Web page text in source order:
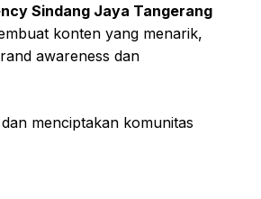
Sindang Jaya Tangerang
konten yang menarik,
awareness dan
menciptakan komunitas